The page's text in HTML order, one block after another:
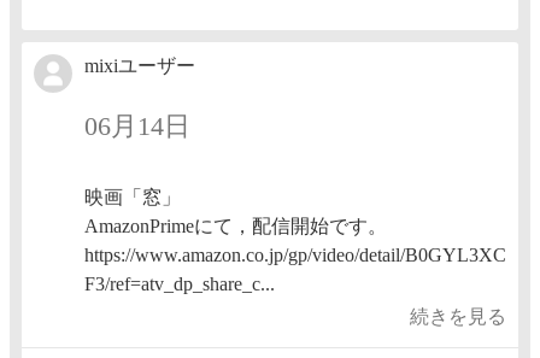
mixiユーザー
06月14日
映画「窓」
AmazonPrimeにて，配信開始です。
https://www.amazon.co.jp/gp/video/detail/B0GYL3XC
F3/ref=atv_dp_share_c...
続きを見る